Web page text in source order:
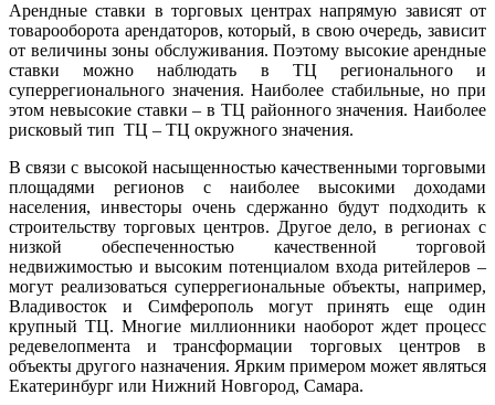
Арендные ставки в торговых центрах напрямую зависят от
товарооборота арендаторов, который, в свою очередь, зависит
от величины зоны обслуживания. Поэтому высокие арендные
ставки можно наблюдать в ТЦ регионального и
суперрегионального значения. Наиболее стабильные, но при
этом невысокие ставки – в ТЦ районного значения. Наиболее
рисковый тип ТЦ – ТЦ окружного значения.
В связи с высокой насыщенностью качественными торговыми
площадями регионов с наиболее высокими доходами
населения, инвесторы очень сдержанно будут подходить к
строительству торговых центров. Другое дело, в регионах с
низкой обеспеченностью качественной торговой
недвижимостью и высоким потенциалом входа ритейлеров –
могут реализоваться суперрегиональные объекты, например,
Владивосток и Симферополь могут принять еще один
крупный ТЦ. Многие миллионники наоборот ждет процесс
редевелопмента и трансформации торговых центров в
объекты другого назначения. Ярким примером может являться
Екатеринбург или Нижний Новгород, Самара.